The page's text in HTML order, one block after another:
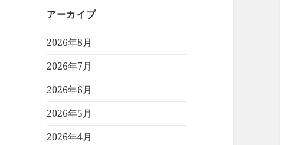
アーカイブ
2026年8月
2026年7月
2026年6月
2026年5月
2026年4月